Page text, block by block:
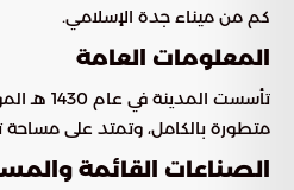
كم من ميناء جدة الإسلامي.
المعلومات العامة
متطورة بالكامل، وتمتد على مساحة تقدر بـ 8,000,000
الصناعات القائمة